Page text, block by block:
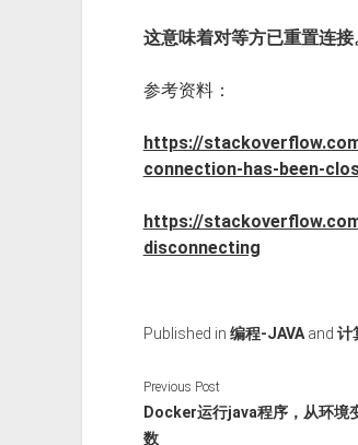
这意味着对等方已重置连
参考资料：
https://
connection-has-been-
https://
disconnecting
Published in 编程-JAVAand 计
Previous Post
Docker运行java程序，从环境
数